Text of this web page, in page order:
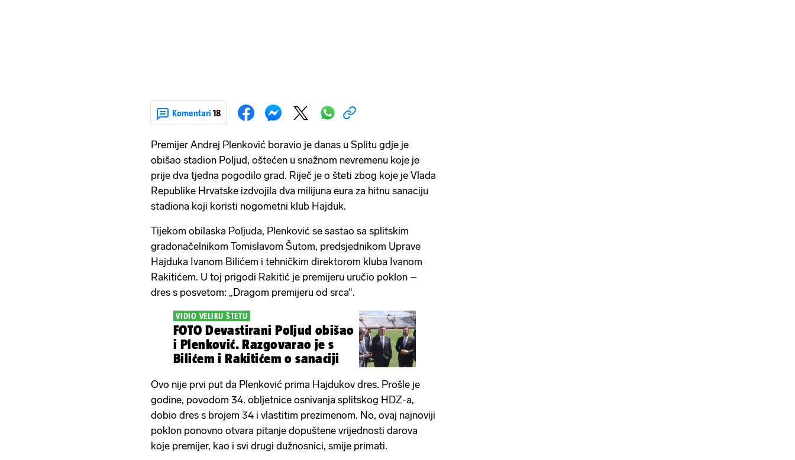
Komentari 18
Premijer Andrej Plenković boravio je danas u Splitu gdje je
obišao stadion Poljud, oštećen u snažnom nevremenu koje je
prije dva tjedna pogodilo grad. Riječ je o šteti zbog koje je Vlada
Republike Hrvatske izdvojila dva milijuna eura za hitnu sanaciju
stadiona koji koristi nogometni klub Hajduk.
Tijekom obilaska Poljuda, Plenković se sastao sa splitskim
gradonačelnikom Tomislavom Šutom, predsjednikom Uprave
Hajduka Ivanom Bilićem i tehničkim direktorom kluba Ivanom
Rakitićem. U toj prigodi Rakitić je premijeru uručio poklon –
dres s posvetom: „Dragom premijeru od srca“.
VIDIO VELIKU ŠTETU
FOTO Devastirani Poljud obišao
i Plenković. Razgovarao je s
Bilićem i Rakitićem o sanaciji
Ovo nije prvi put da Plenković prima Hajdukov dres. Prošle je
godine, povodom 34. obljetnice osnivanja splitskog HDZ-a,
dobio dres s brojem 34 i vlastitim prezimenom. No, ovaj najnoviji
poklon ponovno otvara pitanje dopuštene vrijednosti darova
koje premijer, kao i svi drugi dužnosnici, smije primati.